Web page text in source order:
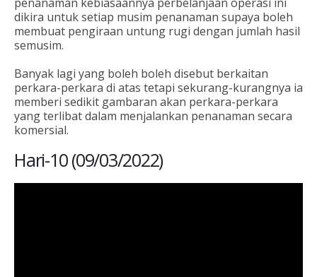
dikira untuk setiap musim penanaman supaya boleh
membuat pengiraan untung rugi dengan jumlah hasil
semusim.
Banyak lagi yang boleh boleh disebut berkaitan
perkara-perkara di atas tetapi sekurang-kurangnya ia
memberi sedikit gambaran akan perkara-perkara
yang terlibat dalam menjalankan penanaman secara
komersial.
Hari-10 (09/03/2022)